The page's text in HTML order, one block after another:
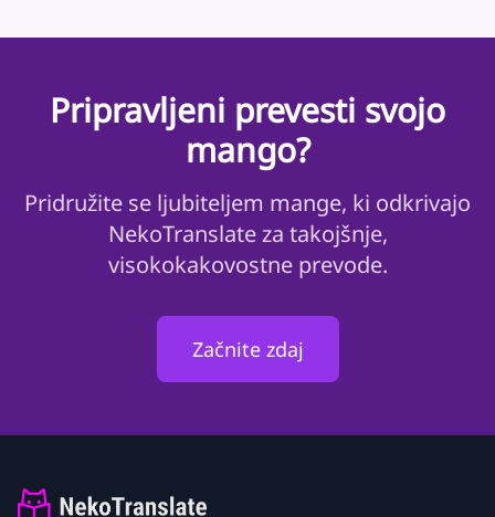
Pripravljeni prevesti svojo
mango?
Pridružite se ljubiteljem mange, ki odkrivajo
NekoTranslate za takojšnje,
visokokakovostne prevode.
Začnite zdaj